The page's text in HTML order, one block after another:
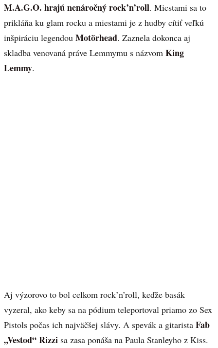
M.A.G.O. hrajú nenáročný rock’n’roll. Miestami sa to
prikláňa ku glam rocku a miestami je z hudby cítiť veľkú
inšpiráciu legendou Motörhead. Zaznela dokonca aj
skladba venovaná práve Lemmymu s názvom King
Lemmy.
Aj výzorovo to bol celkom rock’n’roll, keďže basák
vyzeral, ako keby sa na pódium teleportoval priamo zo Sex
Pistols počas ich najväčšej slávy. A spevák a gitarista Fab
„Vestod“ Rizzi sa zasa ponáša na Paula Stanleyho z Kiss.